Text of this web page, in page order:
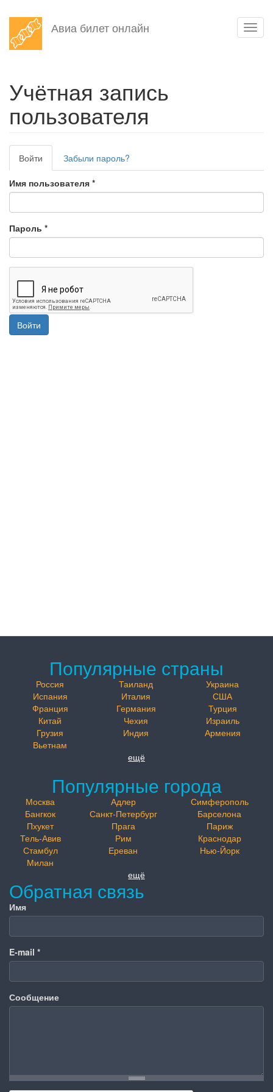
Перейти
основному
Авиа билет онлайн
Учётная запись
пользователя
Главные
вкладки
Войти (активная
вкладка)
Забыли пароль?
Имя пользователя *
Пароль *
Войти
Популярные страны
Россия Таиланд
Украина
Испания
Италия
США
Франция
Германия
Турция
Китай
Чехия
Израиль
Грузия
Индия
Армения
Вьетнам
ещё
Популярные города
Москва Адлер
Симферополь
Бангкок
Санкт-Петербург
Барселона
Пхукет
Прага
Париж
Тель-Авив
Рим
Краснодар
Стамбул
Ереван
Нью-Йорк
Милан
ещё
Обратная связь
Имя
E-mail *
Сообщение